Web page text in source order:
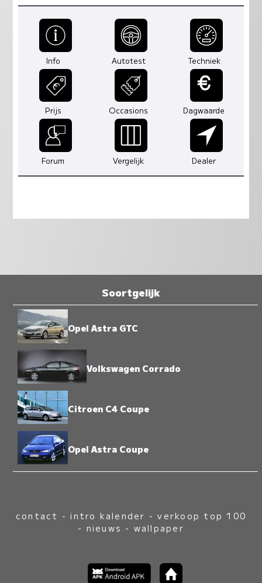
Info Autotest Techniek
Prijs Occasions Dagwaarde
Forum Vergelijk Dealer
Soortgelijk
Opel Astra GTC
Volkswagen Corrado
Citroen C4 Coupe
Opel Astra Coupe
contact -intro kalender -verkoop top 100
- nieuws - wallpaper